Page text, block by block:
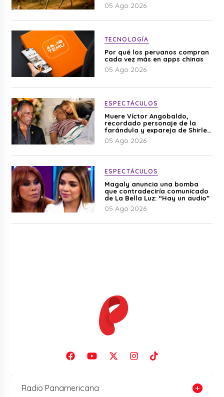
05 Ago 2026
TECNOLOGÍA
Por qué los peruanos compran
cada vez más en apps chinas
05 Ago 2026
ESPECTÁCULOS
Muere Víctor Angobaldo,
recordado personaje de la
farándula y expareja de Shirley
Cherres
05 Ago 2026
ESPECTÁCULOS
Magaly anuncia una bomba
que contradeciría comunicado
de La Bella Luz: “Hay un audio”
05 Ago 2026
Radio Panamericana